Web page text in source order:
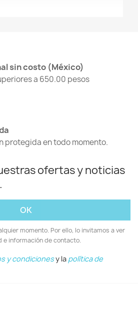
sin costo (México)
a 650.00 pesos
protegida en todo momento.
ofertas y noticias
momento. Por ello, lo invitamos a ver
e información de contacto.
y condicionesy la política de